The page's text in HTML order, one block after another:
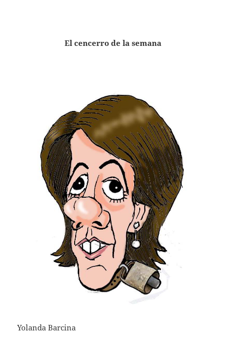
El cencerro de la semana
Yolanda Barcina